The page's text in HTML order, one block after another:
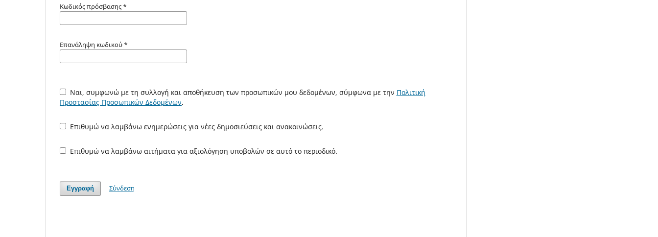
Κωδικός πρόσβασης *
Επανάληψη κωδικού *
Ναι, συμφωνώ με τη συλλογή και αποθήκευση των προσωπικών μου δεδομένων, σύμφωνα με την Πολιτική
Προστασίας Προσωπικών Δεδομένων.
Επιθυμώ να λαμβάνω ενημερώσεις για νέες δημοσιεύσεις και ανακοινώσεις.
Επιθυμώ να λαμβάνω αιτήματα για αξιολόγηση υποβολών σε αυτό το περιοδικό.
Εγγραφή Σύνδεση